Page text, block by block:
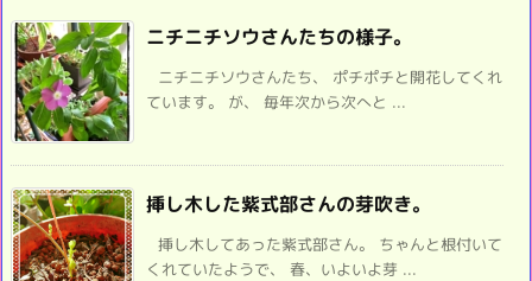
ニチニチソウさんたちの様子。
ニチニチソウさんたち、 ポチポチと開花してくれ
ています。 が、 毎年次から次へと ...
挿し木した紫式部さんの芽吹き。
挿し木してあった紫式部さん。 ちゃんと根付いて
くれていたようで、 春、いよいよ芽 ...